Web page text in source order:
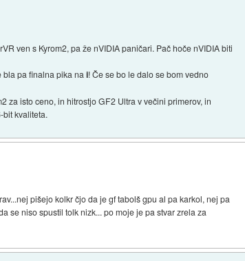
ven s Kyrom2, pa že nVIDIA paničari. Pač hoče nVIDIA biti
bla pa finalna pika nai! Če se bo le dalo se bom vedno
za isto ceno, in hitrostjo GF2 Ultra v večini primerov, in
bit kvaliteta.
pišejo kolkr čjo da je gf tabolš gpu al pa karkol, nej pa
se niso spustil tolk nizk... po moje je pa stvar zrela za